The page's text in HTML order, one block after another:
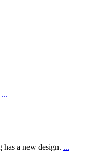
...
has a new design. ...